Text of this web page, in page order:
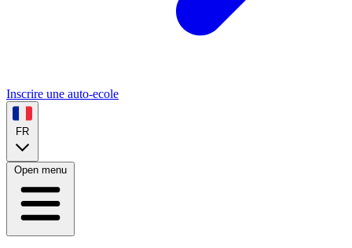
Inscrire une auto-ecole
FR
Open menu